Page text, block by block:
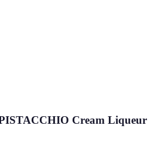
Cream Liqueur